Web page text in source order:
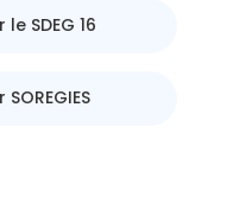
SDEG 16